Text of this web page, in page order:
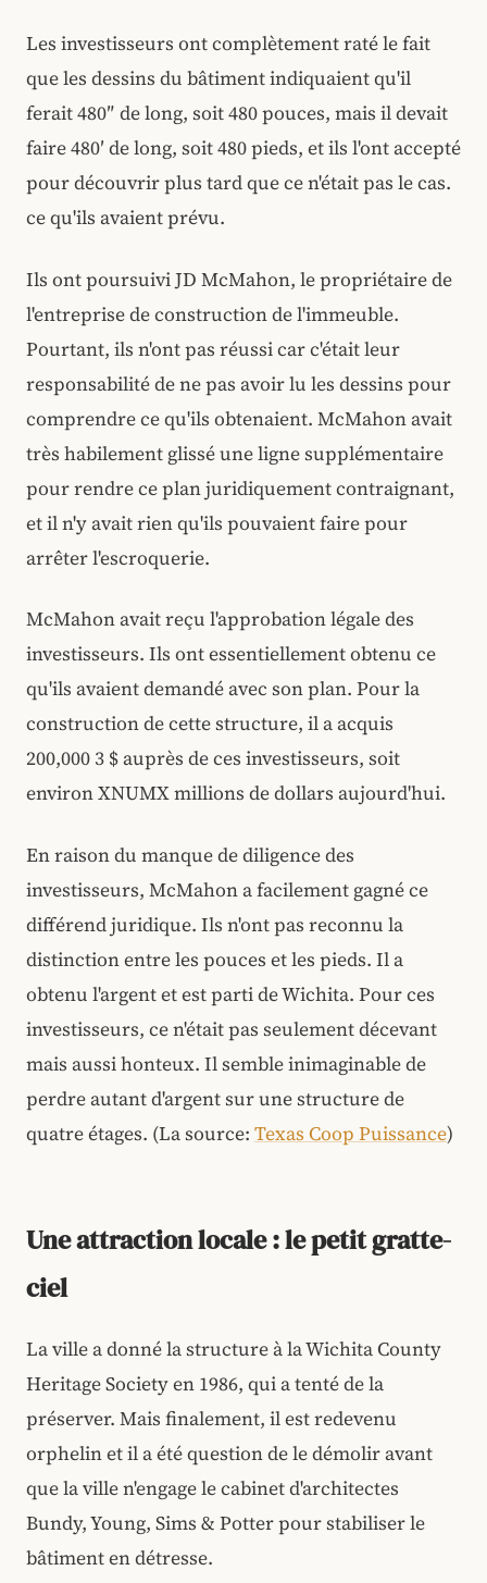
Les investisseurs ont complètement raté le fait
que les dessins du bâtiment indiquaient qu'il
ferait 480″ de long, soit 480 pouces, mais il devait
faire 480′ de long, soit 480 pieds, et ils l'ont accepté
pour découvrir plus tard que ce n'était pas le cas.
ce qu'ils avaient prévu.
Ils ont poursuivi JD McMahon, le propriétaire de
l'entreprise de construction de l'immeuble.
Pourtant, ils n'ont pas réussi car c'était leur
responsabilité de ne pas avoir lu les dessins pour
comprendre ce qu'ils obtenaient. McMahon avait
très habilement glissé une ligne supplémentaire
pour rendre ce plan juridiquement contraignant,
et il n'y avait rien qu'ils pouvaient faire pour
arrêter l'escroquerie.
McMahon avait reçu l'approbation légale des
investisseurs. Ils ont essentiellement obtenu ce
qu'ils avaient demandé avec son plan. Pour la
construction de cette structure, il a acquis
200,000 3 $ auprès de ces investisseurs, soit
environ XNUMX millions de dollars aujourd'hui.
En raison du manque de diligence des
investisseurs, McMahon a facilement gagné ce
différend juridique. Ils n'ont pas reconnu la
distinction entre les pouces et les pieds. Il a
obtenu l'argent et est parti de Wichita. Pour ces
investisseurs, ce n'était pas seulement décevant
mais aussi honteux. Il semble inimaginable de
perdre autant d'argent sur une structure de
quatre étages. (La source: Texas Coop Puissance)
Une attraction locale : le petit gratte-
ciel
La ville a donné la structure à la Wichita County
Heritage Society en 1986, qui a tenté de la
préserver. Mais finalement, il est redevenu
orphelin et il a été question de le démolir avant
que la ville n'engage le cabinet d'architectes
Bundy, Young, Sims & Potter pour stabiliser le
bâtiment en détresse.